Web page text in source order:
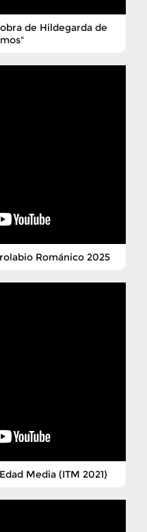
de Hildegarda de
Románico 2025
Media (ITM 2021)